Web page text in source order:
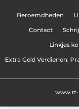
Beroemdheden
Contact
Linkjes
Extra Geld Verdienen: